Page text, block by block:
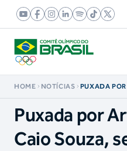
HOME NOTÍCIAS
PUXADA
CAMPING
Puxada por
Caio Souza,